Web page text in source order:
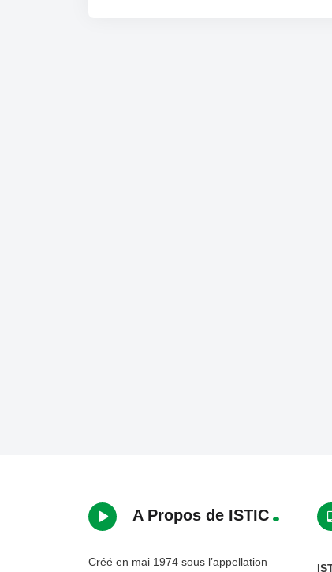
A Propos de ISTIC
Créé en mai 1974 sous l’appellation